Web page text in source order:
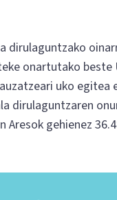
dirulaguntzako
onartutako beste
uko egitea
dirulaguntzaren
Aresok gehienez